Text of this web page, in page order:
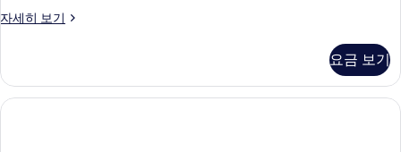
모
보
기
자세히 보기
슈
룸
자
세
요금 보기